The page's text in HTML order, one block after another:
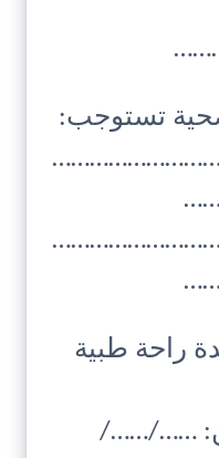
تستوجب:
راحة طبية
……/……/